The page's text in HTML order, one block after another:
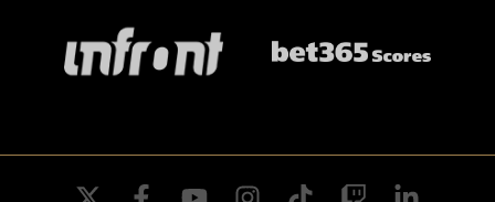
twitter facebookyoutube instagramtiktok twitch